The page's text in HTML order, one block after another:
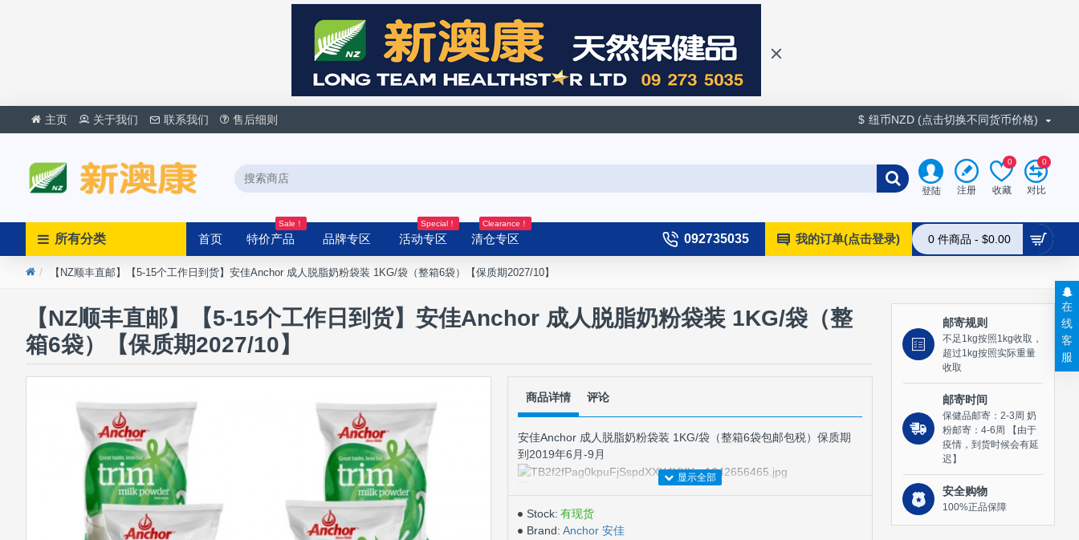
主页 关于我们 联系我们 售后细则 $ 纽币NZD (点击切换不同货币价格)
登陆 注册 收藏
0
对比
0
所有分类 首页 特价产品
Sale！
品牌专区 活动专区
Special！
清仓专区
Clearance！
092735035 我的订单(点击登录) 0 件商品 - $0.00
【NZ顺丰直邮】【5-15个工作日到货】安佳Anchor 成人脱脂奶粉袋装 1KG/袋（整箱6袋）【保质期2027/10】
【NZ顺丰直邮】【5-15个工作日到货】安佳Anchor 成人脱脂奶粉袋装 1KG/袋（整
箱6袋）【保质期2027/10】
商品详情 评论
安佳Anchor 成人脱脂奶粉袋装 1KG/袋（整箱6袋包邮包税）保质期
到2019年6月-9月
Stock: 有现货
Brand: Anchor 安佳
邮寄规则
不足1kg按照1kg收取，
超过1kg按照实际重量
收取
邮寄时间
保健品邮寄：2-3周 奶
粉邮寄：4-6周 【由于
疫情，到货时候会有延
迟】
安全购物
100%正品保障
在
线
客
服